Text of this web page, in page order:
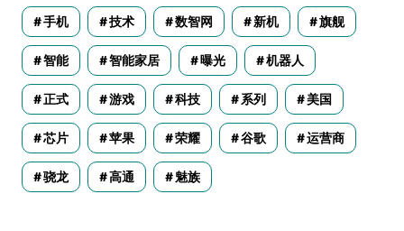
手机 技术 数智网 新机 旗舰
智能 智能家居 曝光 机器人
正式 游戏 科技 系列 美国
芯片 苹果 荣耀 谷歌 运营商
骁龙 高通 魅族